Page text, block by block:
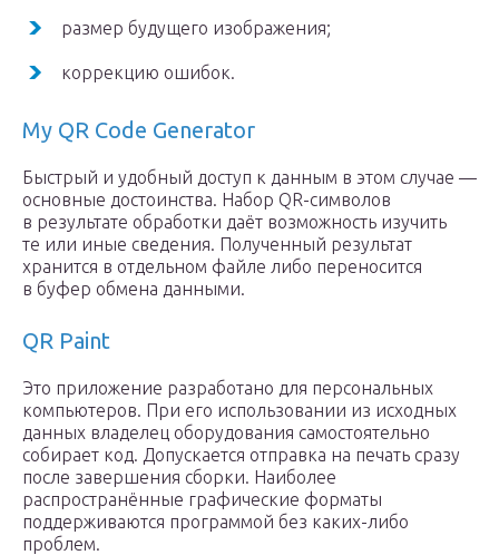
размер будущего изображения;
коррекцию ошибок.
My QR Code Generator
Быстрый и удобный доступ к данным в этом случае —
основные достоинства. Набор QR-символов
в результате обработки даёт возможность изучить
те или иные сведения. Полученный результат
хранится в отдельном файле либо переносится
в буфер обмена данными.
QR Paint
Это приложение разработано для персональных
компьютеров. При его использовании из исходных
данных владелец оборудования самостоятельно
собирает код. Допускается отправка на печать сразу
после завершения сборки. Наиболее
распространённые графические форматы
поддерживаются программой без каких-либо
проблем.